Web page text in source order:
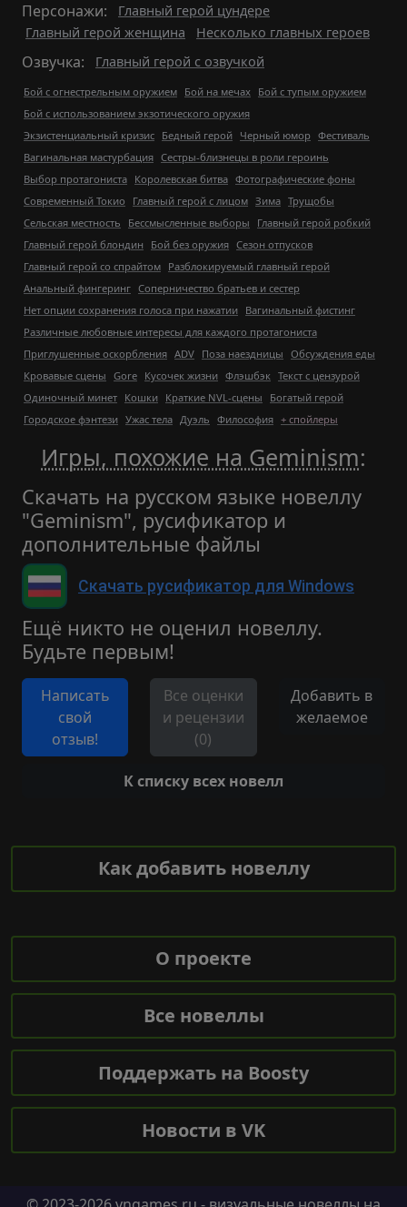
Персонажи:
Главный герой цундере
Главный герой женщина
Несколько главных героев
Озвучка: Главный герой с озвучкой
Бой с огнестрельным оружием Бой на мечах Бой с тупым оружием
Бой с использованием экзотического оружия
Экзистенциальный кризис Бедный герой Черный юмор Фестиваль
Вагинальная мастурбация Сестры-близнецы в роли героинь
Выбор протагониста Королевская битва Фотографические фоны
Современный Токио
Главный герой с лицом Зима Трущобы
Сельская местность
Бессмысленные выборы
Главный герой робкий
Главный герой блондин
Бой без оружия Сезон отпусков
Главный герой со спрайтом Разблокируемый главный герой
Анальный фингеринг Соперничество братьев и сестер
Нет опции сохранения голоса при нажатии Вагинальный фистинг
Различные любовные интересы для каждого протагониста
Приглушенные оскорбления ADV Поза наездницы Обсуждения еды
Кровавые сцены Gore Кусочек жизни Флэшбэк Текст с цензурой
Одиночный минет Кошки Краткие NVL-сцены
Богатый герой
Городское фэнтези Ужас тела Дуэль Философия + спойлеры
Игры, похожие на Geminism:
Скачать на русском языке новеллу
"Geminism", русификатор и
дополнительные файлы
Скачать русификатор для Windows
Ещё никто не оценил новеллу.
Будьте первым!
Написать
свой
отзыв!
Все оценки
и рецензии
(0)
Добавить в
желаемое
К списку всех новелл
Как добавить новеллу
О проекте
Все новеллы
Поддержать на Boosty
Новости в VK